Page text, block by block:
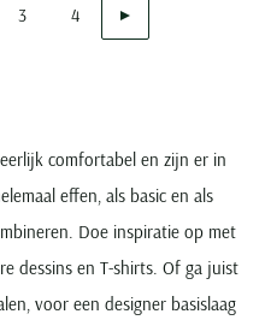
3
Page
4 Volgende
comfortabel en zijn er in
effen, als basic en als
Doe inspiratie op met
dessins en T-shirts. Of ga juist
voor een designer basislaag